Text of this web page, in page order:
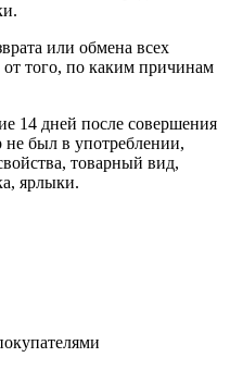
или обмена всех
того, по каким причинам
14 дней после совершения
не был в употреблении,
товарный вид,
ярлыки.